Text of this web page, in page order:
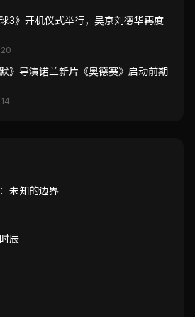
球3》开机仪式举行，吴京刘德华再度
默》导演诺兰新片《奥德赛》启动前期
未知的边界
辰